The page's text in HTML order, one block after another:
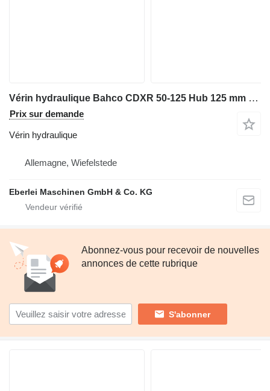
Vérin hydraulique Bahco CDXR 50-125 Hub 125 mm pour matériel industriel
Prix sur demande
Vérin hydraulique
Allemagne, Wiefelstede
Eberlei Maschinen GmbH & Co. KG
Abonnez-vous pour recevoir de nouvelles
annonces de cette rubrique
S'abonner